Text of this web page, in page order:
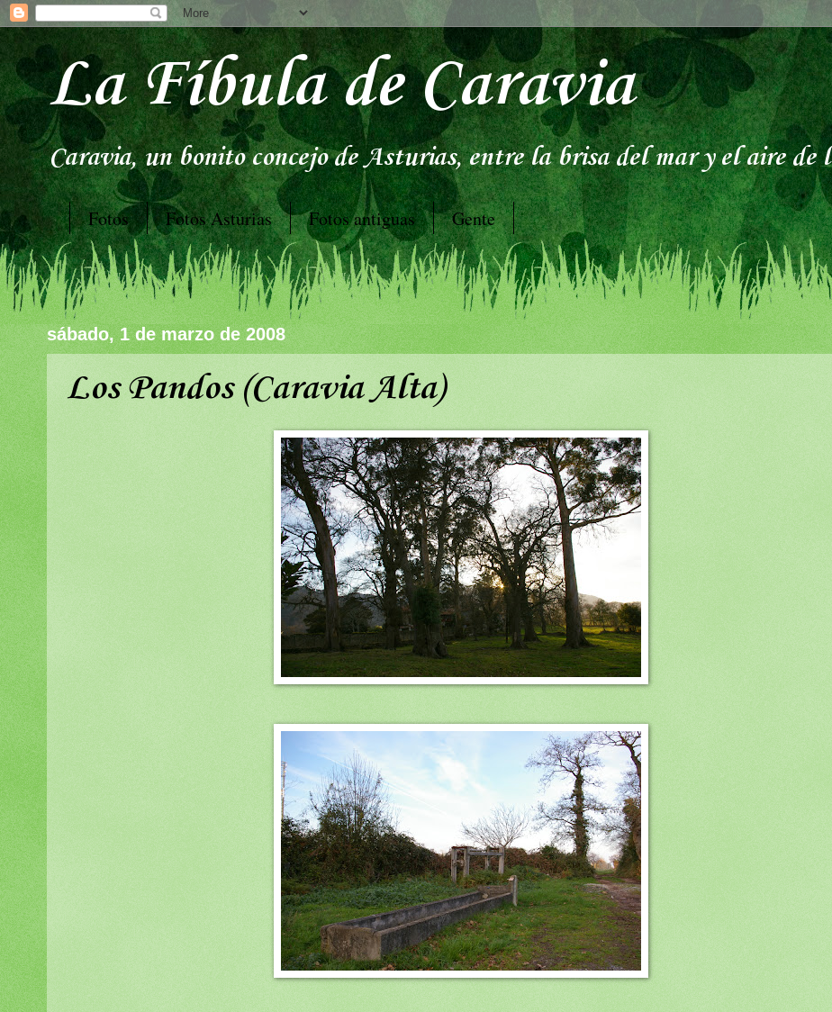
La Fíbula de Caravia
Caravia, un bonito concejo de Asturias, entre la brisa del mar y el aire de
Fotos Fotos Asturias Fotos antiguas Gente
sábado, 1 de marzo de 2008
Los Pandos (Caravia Alta)